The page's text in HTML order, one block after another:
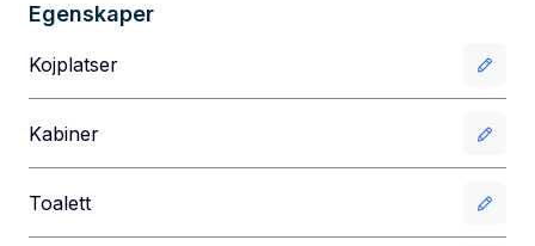
Egenskaper
Kojplatser
Kabiner
Toalett